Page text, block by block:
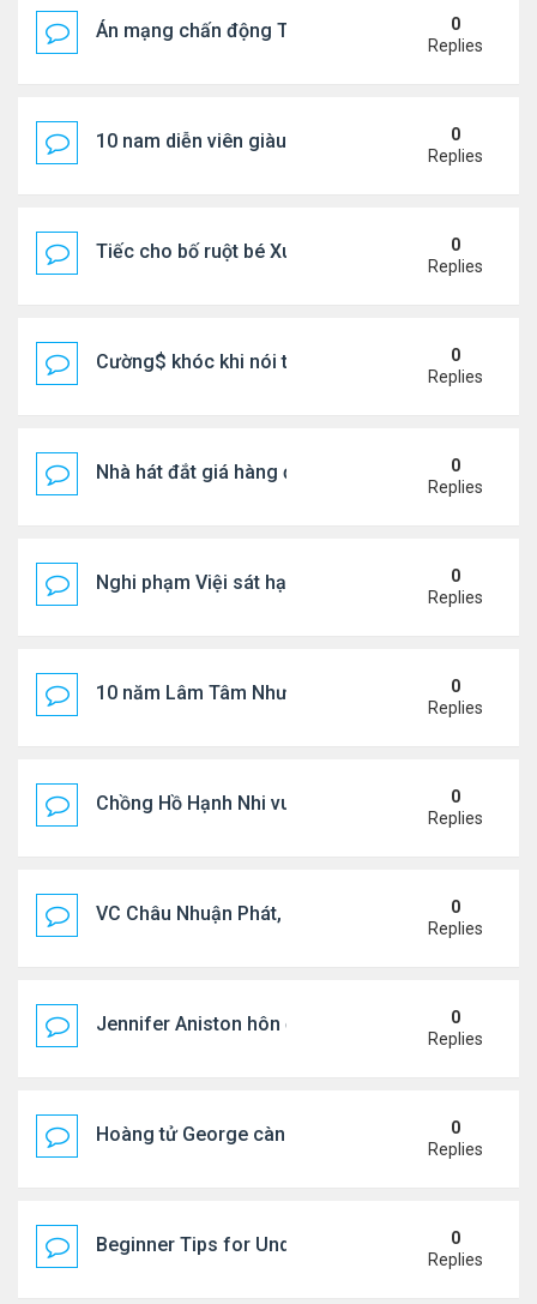
Án mạng chấn động Thái lan: hai chị em người
0
Replies
10 nam diễn viên giàu nhất Trung Quốc 2026
0
Replies
Tiếc cho bố ruột bé Xuân Mai ở Mỹ
0
Replies
Cường$ khóc khi nói thật về hôn nhân
0
Replies
Nhà hát đắt giá hàng đầu tg ở VN
0
Replies
Nghi phạm Việi sát hại cụ bà 91 tuổi, phi tang xác
0
Replies
10 năm Lâm Tâm Như - Hoắc Kiến Hoa
0
Replies
Chồng Hồ Hạnh Nhi vui vẻ ôm người cũ của vợ
0
Replies
VC Châu Nhuận Phát, Lưu Gia Linh viếng vợ cũ ..
0
Replies
Jennifer Aniston hôn đắm đuối bạn trai trên du
0
Replies
Hoàng tử George càng lớn càng điển trai0
Replies
Beginner Tips for Understanding Diablo 4 Items
0
Replies